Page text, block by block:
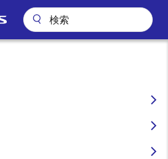
Main
ンタフェースを備えたスマートHMIシステム
ィスプレイイ
を備えたスマ
テム